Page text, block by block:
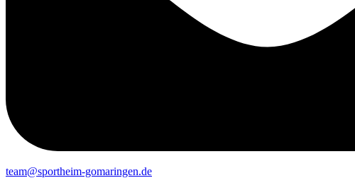
team@sportheim-gomaringen.de